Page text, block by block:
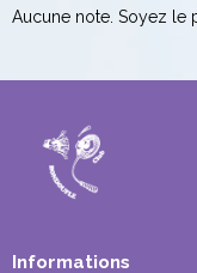
Aucune note. Soyez le
Informations